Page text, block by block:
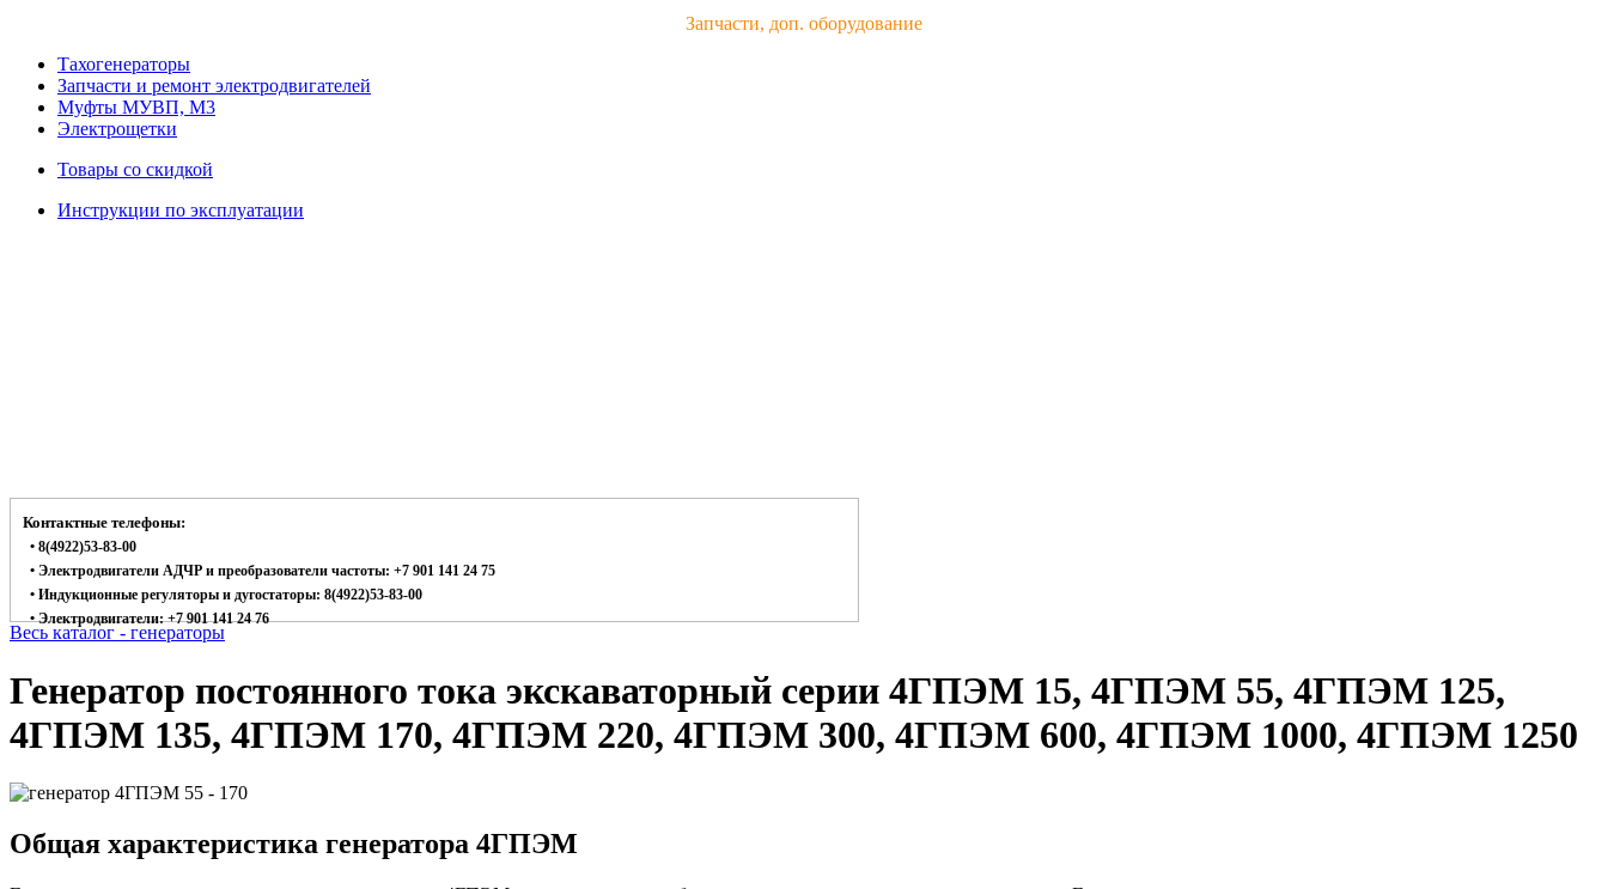
Запчасти, доп. оборудование
Тахогенераторы
Запчасти и ремонт электродвигателей
Муфты МУВП, М3
Электрощетки
Товары со скидкой
Инструкции по эксплуатации
Контактные телефоны:
• 8(4922)53-83-00
• Электродвигатели АДЧР и преобразователи частоты: +7 901 141 24 75
• Индукционные регуляторы и дугостаторы: 8(4922)53-83-00
• Электродвигатели: +7 901 141 24 76
Весь каталог - генераторы
Генератор постоянного тока экскаваторный серии 4ГПЭМ 15, 4ГПЭМ 55, 4ГПЭМ 125,
4ГПЭМ 135, 4ГПЭМ 170, 4ГПЭМ 220, 4ГПЭМ 300, 4ГПЭМ 600, 4ГПЭМ 1000, 4ГПЭМ 1250
Общая характеристика генератора 4ГПЭМ